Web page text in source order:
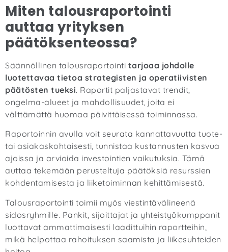
Miten talousraportointi
auttaa yrityksen
päätöksenteossa?
Säännöllinen talousraportointi tarjoaa johdolle
luotettavaa tietoa strategisten ja operatiivisten
päätösten tueksi. Raportit paljastavat trendit,
ongelma-alueet ja mahdollisuudet, joita ei
välttämättä huomaa päivittäisessä toiminnassa.
Raportoinnin avulla voit seurata kannattavuutta tuote-
tai asiakaskohtaisesti, tunnistaa kustannusten kasvua
ajoissa ja arvioida investointien vaikutuksia. Tämä
auttaa tekemään perusteltuja päätöksiä resurssien
kohdentamisesta ja liiketoiminnan kehittämisestä.
Talousraportointi toimii myös viestintävälineenä
sidosryhmille. Pankit, sijoittajat ja yhteistyökumppanit
luottavat ammattimaisesti laadittuihin raportteihin,
mikä helpottaa rahoituksen saamista ja liikesuhteiden